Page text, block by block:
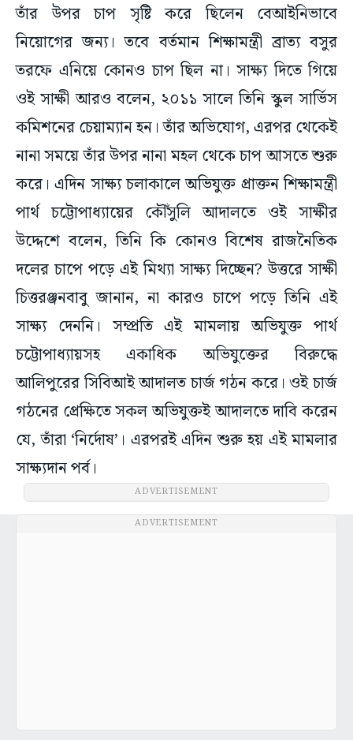
তাঁর উপর চাপ সৃষ্টি করে ছিলেন বেআইনিভাবে
নিয়োগের জন্য। তবে বর্তমান শিক্ষামন্ত্রী ব্রাত্য বসুর
তরফে এনিয়ে কোনও চাপ ছিল না। সাক্ষ্য দিতে গিয়ে
ওই সাক্ষী আরও বলেন, ২০১১ সালে তিনি স্কুল সার্ভিস
কমিশনের চেয়াম্যান হন। তাঁর অভিযোগ, এরপর থেকেই
নানা সময়ে তাঁর উপর নানা মহল থেকে চাপ আসতে শুরু
করে। এদিন সাক্ষ্য চলাকালে অভিযুক্ত প্রাক্তন শিক্ষামন্ত্রী
পার্থ চট্টোপাধ্যায়ের কৌঁসুলি আদালতে ওই সাক্ষীর
উদ্দেশে বলেন, তিনি কি কোনও বিশেষ রাজনৈতিক
দলের চাপে পড়ে এই মিথ্যা সাক্ষ্য দিচ্ছেন? উত্তরে সাক্ষী
চিত্তরঞ্জনবাবু জানান, না কারও চাপে পড়ে তিনি এই
সাক্ষ্য দেননি। সম্প্রতি এই মামলায় অভিযুক্ত পার্থ
চট্টোপাধ্যায়সহ একাধিক অভিযুক্তের বিরুদ্ধে
আলিপুরের সিবিআই আদালত চার্জ গঠন করে। ওই চার্জ
গঠনের প্রেক্ষিতে সকল অভিযুক্তই আদালতে দাবি করেন
যে, তাঁরা ‘নির্দোষ’। এরপরই এদিন শুরু হয় এই মামলার
সাক্ষ্যদান পর্ব।
ADVERTISEMENT
ADVERTISEMENT